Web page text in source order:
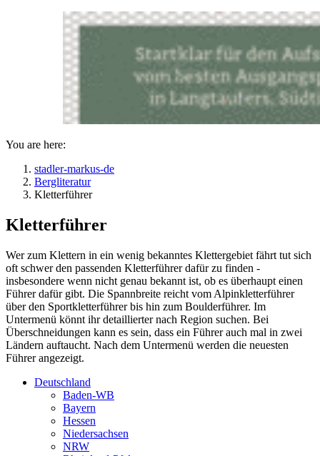
You are here:
stadler-markus-de
Bergliteratur
Kletterführer
Kletterführer
Wer zum Klettern in ein wenig bekanntes Klettergebiet fährt tut sich
oft schwer den passenden Kletterführer dafür zu finden -
insbesondere wenn nicht genau bekannt ist, ob es überhaupt einen
Führer dafür gibt. Die Spannbreite reicht vom Alpinkletterführer
über den Sportkletterführer bis hin zum Boulderführer. Im
Untermenü könnt ihr detaillierter nach Region suchen. Bei
Überschneidungen kann es sein, dass ein Führer auch mal in zwei
Ländern auftaucht. Nach dem Untermenü werden die neuesten
Führer angezeigt.
Deutschland
Baden-WB
Bayern
Hessen
Niedersachsen
NRW